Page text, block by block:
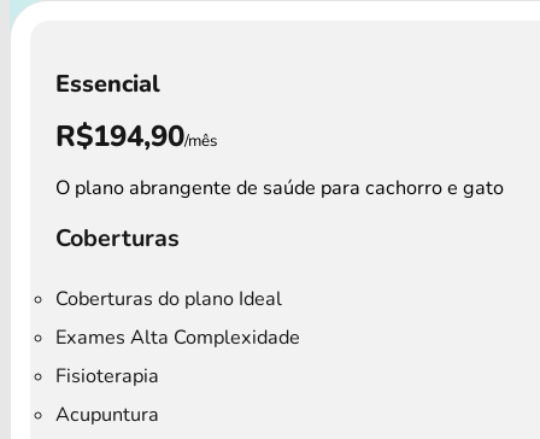
Essencial
R$194,90/mês
O plano abrangente de saúde para cachorro e gato
Coberturas
Coberturas do plano Ideal
Exames Alta Complexidade
Fisioterapia
Acupuntura